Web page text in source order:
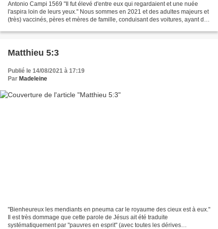
Antonio Campi 1569 "Il fut élevé d'entre eux qui regardaient et une nuée
l'aspira loin de leurs yeux." Nous sommes en 2021 et des adultes majeurs et
(très) vaccinés, pères et mères de famille, conduisant des voitures, ayant des
Matthieu 5:3
Publié le 14/08/2021 à 17:19
Par Madeleine
"Bienheureux les mendiants en pneuma car le royaume des cieux est à eux."
Il est très dommage que cette parole de Jésus ait été traduite
systématiquement par "pauvres en esprit" (avec toutes les dérives